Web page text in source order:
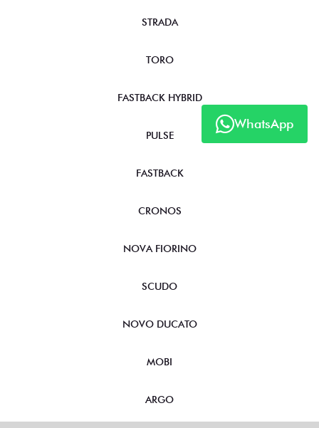
WhatsApp
STRADA
TORO
FASTBACK HYBRID
PULSE
FASTBACK
CRONOS
NOVA FIORINO
SCUDO
NOVO DUCATO
MOBI
ARGO